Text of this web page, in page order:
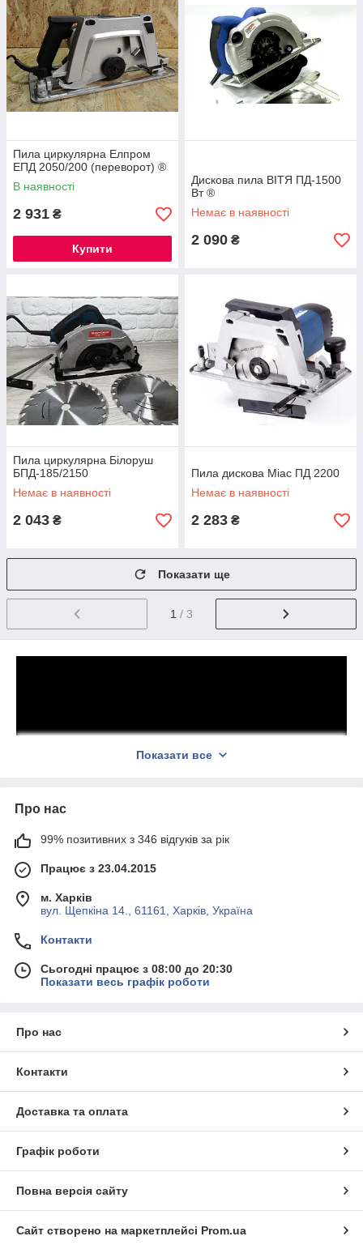
Пила циркулярна Елпром
ЕПД 2050/200 (переворот) ®
В наявності
2 931 ₴
Купити
Дискова пила ВІТЯ ПД-1500
Вт ®
Немає в наявності
2 090 ₴
Пила циркулярна Білоруш
БПД-185/2150
Немає в наявності
2 043 ₴
Пила дискова Міас ПД 2200
Немає в наявності
2 283 ₴
Показати ще
1 / 3
Показати все
Про нас
99% позитивних з 346 відгуків за рік
Працює з 23.04.2015
м. Харків
вул. Щепкіна 14., 61161, Харків, Україна
Контакти
Сьогодні працює з 08:00 до 20:30
Показати весь графік роботи
Про нас
Контакти
Доставка та оплата
Графік роботи
Повна версія сайту
Сайт створено на маркетплейсі Prom.ua